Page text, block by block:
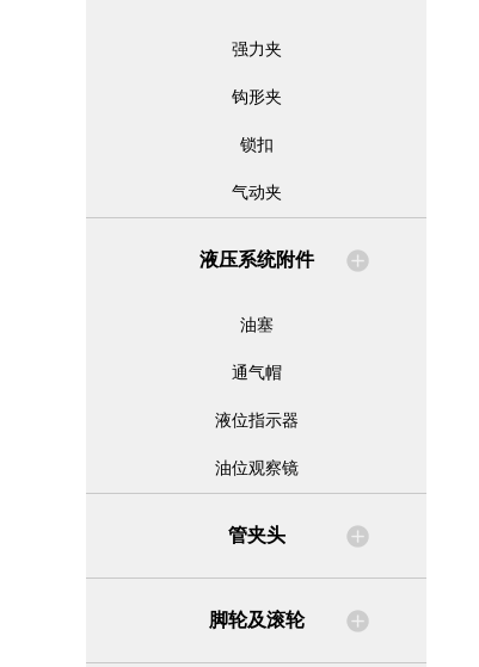
强力夹
钩形夹
锁扣
气动夹
液压系统附件
油塞
通气帽
液位指示器
油位观察镜
管夹头
脚轮及滚轮